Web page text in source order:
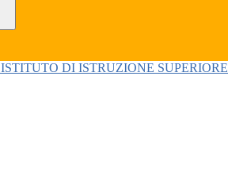
ISTITUTO DI ISTRUZIONE SUPERIORE